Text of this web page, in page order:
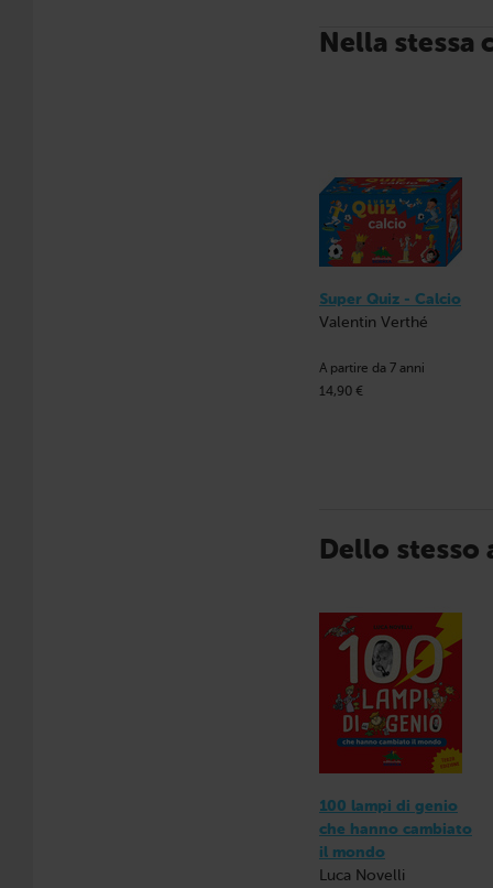
Nella stessa
Super Quiz - Calcio
Valentin Verthé
A partire da 7 anni
14,90 €
Dello stesso
100 lampi di genio
che hanno cambiato
il mondo
Luca Novelli